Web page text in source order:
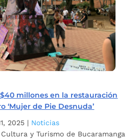
millones en la restauración
‘Mujer de Pie Desnuda’
2025 | Noticias
y Turismo de Bucaramanga